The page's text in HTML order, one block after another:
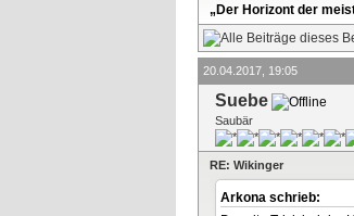
„Der Horizont der
20.04.2017, 19:05
Suebe
Saubär
RE: Wikinger
Arkona schrieb: